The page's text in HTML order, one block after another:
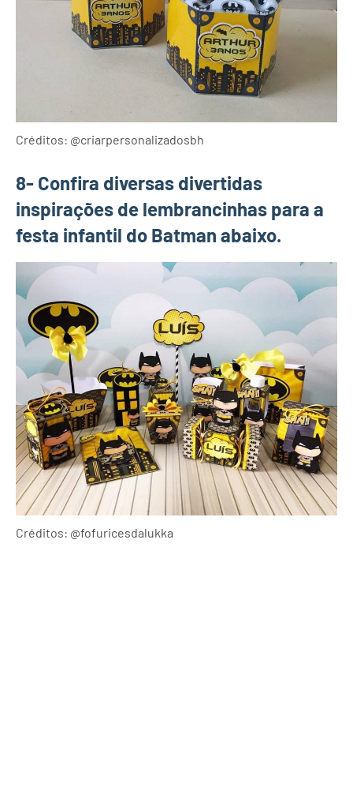
Créditos: @criarpersonalizadosbh
8- Confira diversas divertidas
inspirações de lembrancinhas para a
festa infantil do Batman abaixo.
Créditos: @fofuricesdalukka